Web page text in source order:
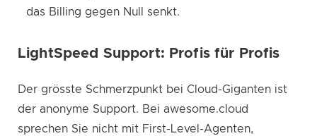
das Billing gegen Null senkt.
LightSpeed Support: Profis für Profis
Der grösste Schmerzpunkt bei Cloud-Giganten ist
der anonyme Support. Bei awesome.cloud
sprechen Sie nicht mit First-Level-Agenten,